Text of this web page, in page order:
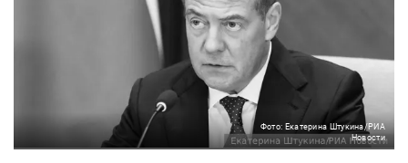
Фото: Екатерина Штукина/РИА
Новости